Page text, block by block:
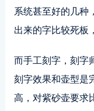
系统甚至好的几种
出来的字比较死板
而手工刻字，刻字
刻字效果和壶型是
高，对紫砂壶要求